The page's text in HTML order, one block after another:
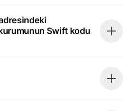
Swift kodu